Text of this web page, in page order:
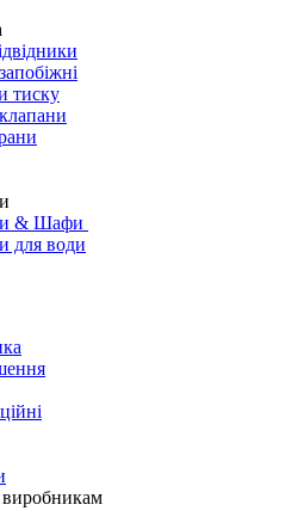
тиску
& Шафи
для води